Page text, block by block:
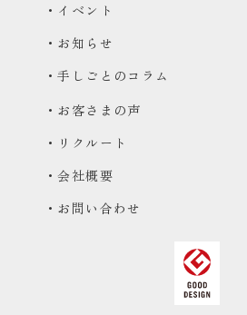
・イベント
・お知らせ
・手しごとのコラム
・お客さまの声
・リクルート
・会社概要
・お問い合わせ
平日9:00〜17:00